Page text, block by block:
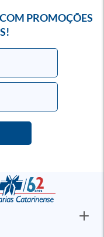
PROMOÇÕES